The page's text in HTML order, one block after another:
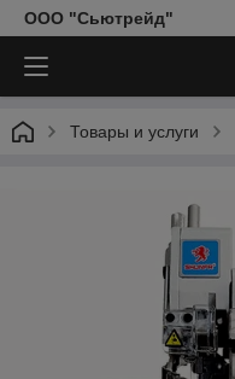
ООО "Сьютрейд"
Товары и услуги